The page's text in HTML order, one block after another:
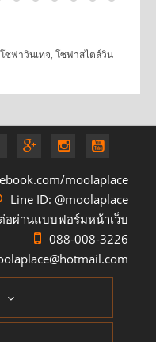
โซฟาวินเทจ, โซฟาสไตล์วิน
moolaplace
Line ID: @moolaplace
อผ่านแบบฟอร์มหน้าเว็บ
088-008-3226